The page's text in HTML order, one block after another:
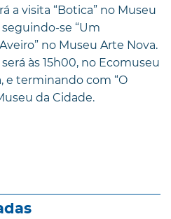
a visita “Botica” no Museu
se “Um
no Museu Arte Nova.
às 15h00, no Ecomuseu
e terminando com “O
da Cidade.